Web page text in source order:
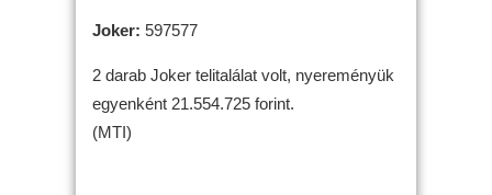
Joker: 597577
2 darab Joker telitalálat volt, nyereményük
egyenként 21.554.725 forint.
(MTI)